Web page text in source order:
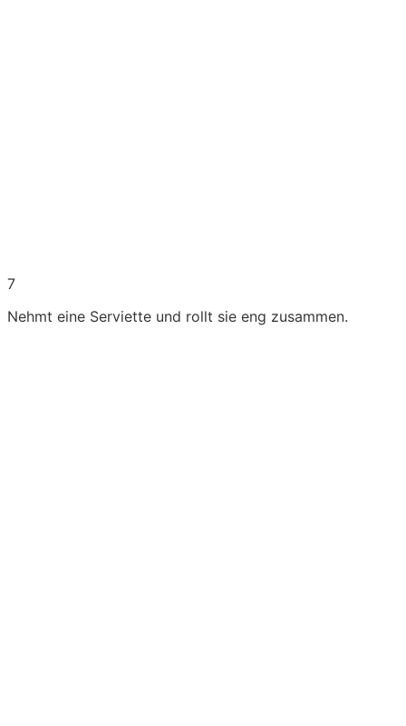
7
Nehmt eine Serviette und rollt sie eng zusammen.